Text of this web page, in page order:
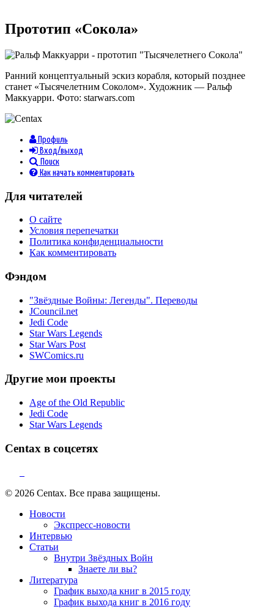
Прототип «Сокола»
Ранний концептуальный эскиз корабля, который позднее
станет «Тысячелетним Соколом». Художник — Ральф
Маккуарри. Фото: starwars.com
Профиль
Вход/выход
Поиск
Как начать комментировать
Для читателей
О сайте
Условия перепечатки
Политика конфиденциальности
Как комментировать
Фэндом
"Звёздные Войны: Легенды". Переводы
JCouncil.net
Jedi Code
Star Wars Legends
Star Wars Post
SWComics.ru
Другие мои проекты
Age of the Old Republic
Jedi Code
Star Wars Legends
Centax в соцсетях
© 2026 Centax. Все права защищены.
Новости
Экспресс-новости
Интервью
Статьи
Внутри Звёздных Войн
Знаете ли вы?
Литература
График выхода книг в 2015 году
График выхода книг в 2016 году